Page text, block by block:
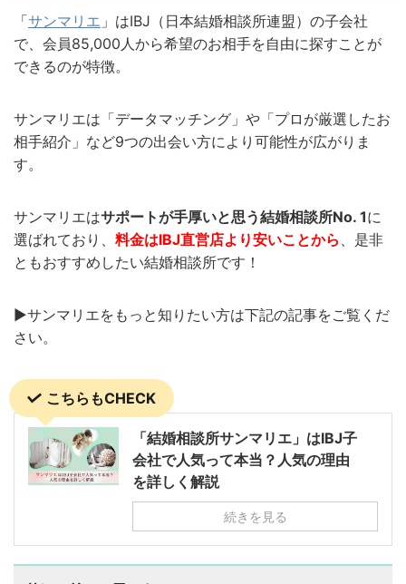
「サンマリエ 」はIBJ（日本結婚相談所連盟）の子会社
で、会員85,000人から希望のお相手を自由に探すことが
できるのが特徴。
サンマリエは「データマッチング」や「プロが厳選したお
相手紹介」など9つの出会い方により可能性が広がりま
す。
サンマリエはサポートが手厚いと思う結婚相談所No. 1に
選ばれており、 料金はIBJ直営店より安いことから 、是非
ともおすすめしたい結婚相談所です！
▶︎サンマリエをもっと知りたい方は下記の記事をご覧くだ
さい。
こちらもCHECK
「結婚相談所サンマリエ」はIBJ子
会社で人気って本当？人気の理由
を詳しく解説
続きを見る